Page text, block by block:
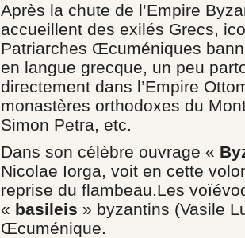
Après la chute de l’Empire
accueillent des exilés Grecs,
Patriarches Œcuméniques
en langue grecque, un peu
directement dans l’Empire
monastères orthodoxes du
Simon Petra, etc.
Dans son célèbre ouvrage «
Nicolae Iorga, voit en cette
reprise du flambeau.Les
« basileis » byzantins (Vasile
Œcuménique.